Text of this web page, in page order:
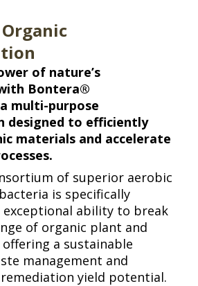
of nature’s
Bontera®
a multi-purpose
designed to efficiently
materials and accelerate
of superior aerobic
is specifically
ability to break
of organic plant and
a sustainable
management and